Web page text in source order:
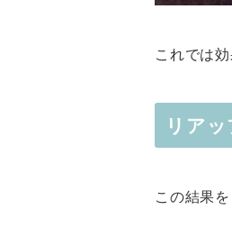
これでは
リア
この結果